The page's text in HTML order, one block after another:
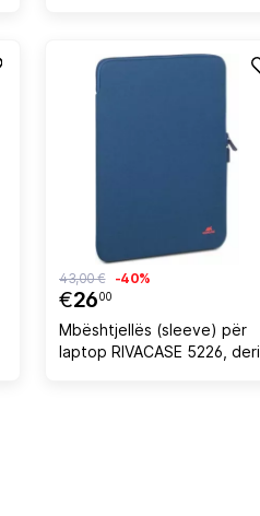
€2600
43,00 € -40%
Mbështjellës (sleeve) për
laptop RIVACASE 5226, deri